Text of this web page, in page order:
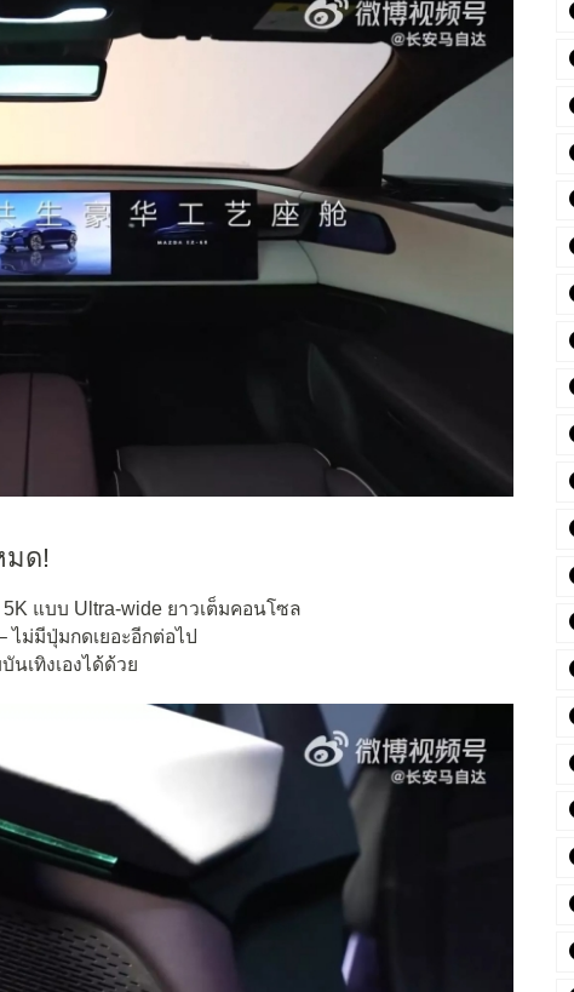
มด!
แบบ Ultra-wide ยาวเต็มคอนโซล
ไม่มีปุ่มกดเยอะอีกต่อไป
เทิงเองได้ด้วย